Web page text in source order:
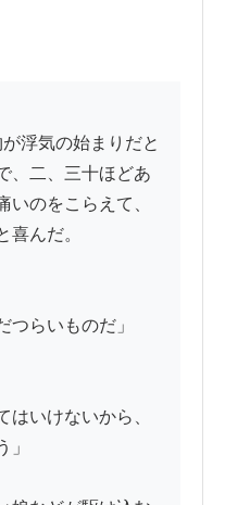
、二、三十ほどあ
いのをこらえて、
喜んだ。
つらいものだ」
はいけないから、
」